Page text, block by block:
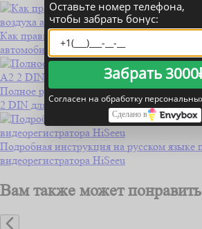
Как правильно проверить работу датчика
автомобиля Daewoo Nexia?
Полное руководство по использованию
2 DIN для автолюбителей
Подробная инструкция на русском языке
видеорегистратора HiSeeu
Вам также может
Оставьте номер телефона,
чтобы забрать бонус:
Забрать
Согласен на обработку
Сделано в